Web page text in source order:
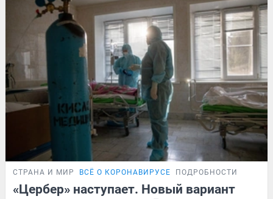
СТРАНА И МИР ВСЁ О КОРОНАВИРУСЕ ПОДРОБНОСТИ
«Цербер» наступает. Новый вариант